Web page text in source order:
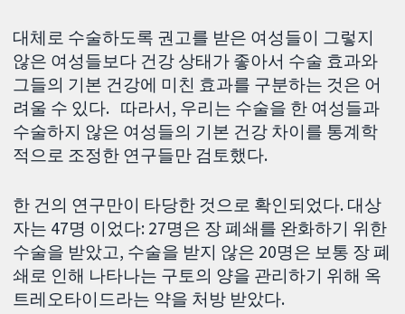
대체로 수술하도록 권고를 받은 여성들이 그렇지
않은 여성들보다 건강 상태가 좋아서 수술 효과와
그들의 기본 건강에 미친 효과를 구분하는 것은 어
려울 수 있다. 따라서, 우리는 수술을 한 여성들과
수술하지 않은 여성들의 기본 건강 차이를 통계학
적으로 조정한 연구들만 검토했다.
한 건의 연구만이 타당한 것으로 확인되었다. 대상
자는 47명 이었다: 27명은 장 폐쇄를 완화하기 위한
수술을 받았고, 수술을 받지 않은 20명은 보통 장 폐
쇄로 인해 나타나는 구토의 양을 관리하기 위해 옥
트레오타이드라는 약을 처방 받았다.